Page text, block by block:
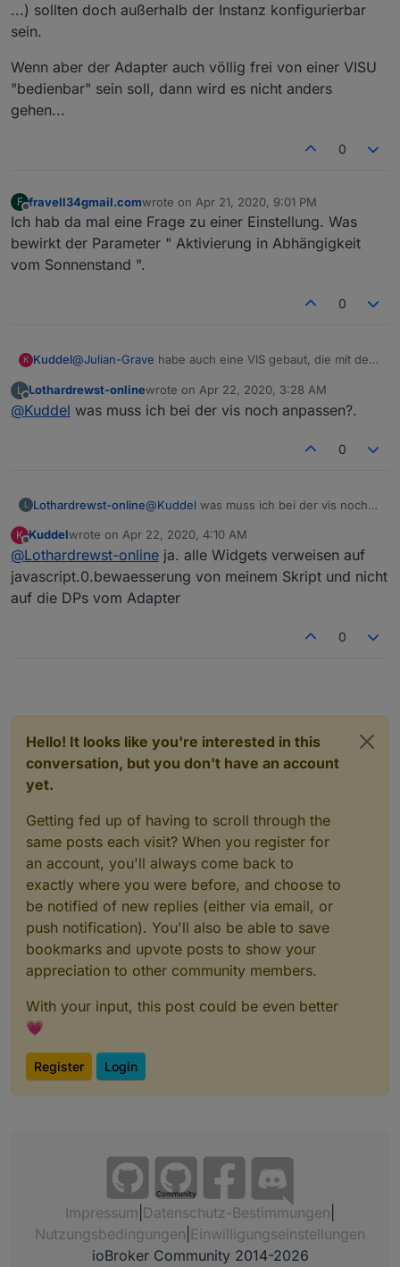
...) sollten doch außerhalb der Instanz konfigurierbar
sein.
Wenn aber der Adapter auch völlig frei von einer VISU
"bedienbar" sein soll, dann wird es nicht anders
gehen...
0
F
Offline
fravell34gmail.comwrote on Apr 21, 2020, 9:01 PM
last edited by
Ich hab da mal eine Frage zu einer Einstellung. Was
bewirkt der Parameter " Aktivierung in Abhängigkeit
vom Sonnenstand ".
0
K Kuddel@Julian-Grave habe auch eine VIS gebaut, die mit dem
https://forum.iobroker.net/topic/24319/vorlage-
steuerung-gartenbewässerung?page=1
L
Offline
Lothardrewst-onlinewrote on Apr 22, 2020, 3:28 AM
last edited by
@Kuddel was muss ich bei der vis noch anpassen?.
0
L Lothardrewst-online@Kuddel was muss ich bei der vis noch
K
Offline
Kuddelwrote on Apr 22, 2020, 4:10 AM
last edited by
@Lothardrewst-online ja. alle Widgets verweisen auf
javascript.0.bewaesserung von meinem Skript und nicht
auf die DPs vom Adapter
0
Hello! It looks like you're interested in this
conversation, but you don't have an account
yet.
Getting fed up of having to scroll through the
same posts each visit? When you register for
an account, you'll always come back to
exactly where you were before, and choose to
be notified of new replies (either via email, or
push notification). You'll also be able to save
bookmarks and upvote posts to show your
appreciation to other community members.
With your input, this post could be even better
💗
Register Login
Community
Impressum Datenschutz-Bestimmungen
Nutzungsbedingungen Einwilligungseinstellungen
ioBroker Community 2014-2026